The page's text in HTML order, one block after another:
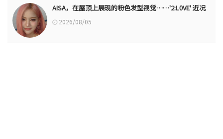
AISA，在屋顶上展现的粉色发型视觉……'2:L0VE' 近况
2026/08/05